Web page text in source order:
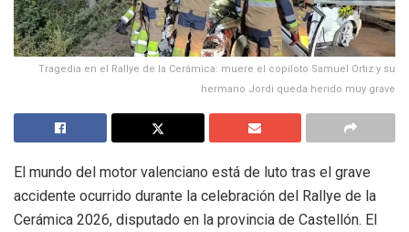
Tragedia en el Rallye de la Cerámica: muere el copiloto Samuel Ortiz y su
hermano Jordi queda herido muy grave
El mundo del motor valenciano está de luto tras el grave
accidente ocurrido durante la celebración del Rallye de la
Cerámica 2026, disputado en la provincia de Castellón. El